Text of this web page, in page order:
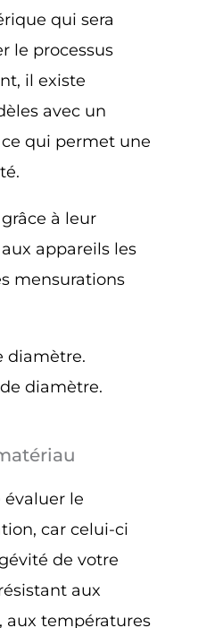
qui sera
le processus
il existe
avec un
qui permet une
à leur
appareils les
mensurations
diamètre.
diamètre.
évaluer le
car celui-ci
de votre
aux
aux températures